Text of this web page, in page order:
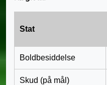
Stat
Boldbesiddelse
Skud (på mål)